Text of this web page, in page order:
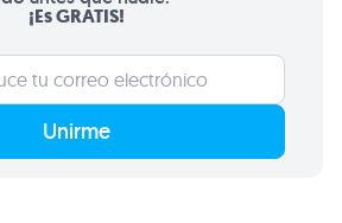
¡Es GRATIS!
Unirme